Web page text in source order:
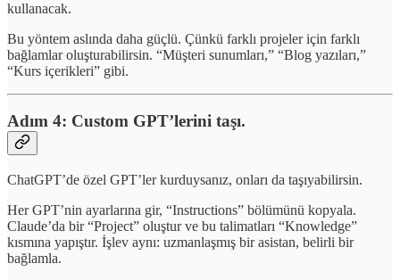
kullanacak.
Bu yöntem aslında daha güçlü. Çünkü farklı projeler için farklı
bağlamlar oluşturabilirsin. “Müşteri sunumları,” “Blog yazıları,”
“Kurs içerikleri” gibi.
Adım 4: Custom GPT’lerini taşı.
ChatGPT’de özel GPT’ler kurduysanız, onları da taşıyabilirsin.
Her GPT’nin ayarlarına gir, “Instructions” bölümünü kopyala.
Claude’da bir “Project” oluştur ve bu talimatları “Knowledge”
kısmına yapıştır. İşlev aynı: uzmanlaşmış bir asistan, belirli bir
bağlamla.